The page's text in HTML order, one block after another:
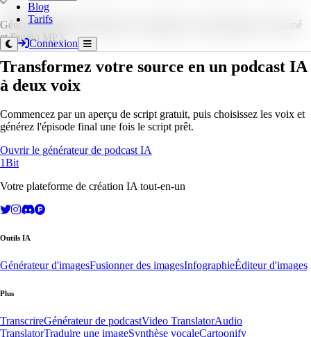
Blog
Tarifs
Connexion
Générez les notes d'émission, les chapitres, la transcription, le résumé
et l'audio MP3
Transformez votre source en un podcast IA
à deux voix
Commencez par un aperçu de script gratuit, puis choisissez les voix et
générez l'épisode final une fois le script prêt.
Ouvrir le générateur de podcast IA
1Bit
Votre plateforme de création IA tout-en-un
Outils IA
Générateur d'imagesFusionner des imagesInfographieÉditeur d'images
Plus
TranscrireGénérateur de podcastVideo TranslatorAudio
TranslatorTraduire une imageSynthèse vocaleCartoonify